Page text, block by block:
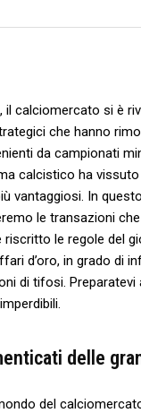
il calciomercato si⁢ è
che hanno
da campionati
calcistico ​ha​
vantaggiosi. In
le transazioni
riscritto le regole del
d’oro,‍ in grado di
di tifosi.
delle
‌del